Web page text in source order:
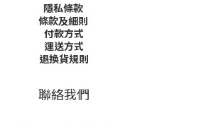
隱私條款
條款及細則
付款方式
運送方式
退換貨規則
聯絡我們